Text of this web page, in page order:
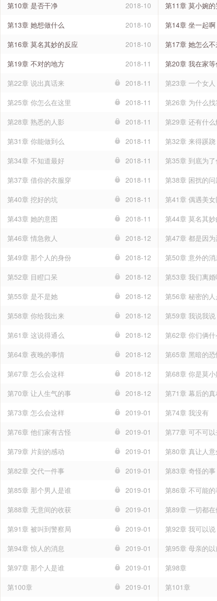
第10章 是否干净
2018-10
第11章 莫小婉
第13章 她想做什么
2018-10
第14章 坐一起啊
第16章 莫名其妙的反应
2018-10
第17章 她怎么
第19章 不对的地方
2018-11
第20章 我在家
第22章 说出真话来
2018-11
第23章 一个女人
第25章 你怎么在这里
2018-11
第26章 为什么
第28章 熟悉的人影
2018-11
第29章 还有什
第31章 你能做到么
2018-11
第32章 来得蹊跷
第34章 不知道最好
2018-11
第35章 到底为
第37章 借你的衣服穿
2018-11
第38章 困扰的
第40章 挖好的坑
2018-11
第41章 偶遇美
第43章 她的意图
2018-11
第44章 莫名其
第46章 情急救人
2018-12
第47章 都是因
第49章 那个人的身份
2018-12
第50章 意外的
第52章 目瞪口呆
2018-12
第53章 我们离
第55章 是不是她
2018-12
第56章 秘密的
第58章 你给我出来
2018-12
第59章 我说我说
第61章 这说得通么
2018-12
第62章 你们俩
第64章 夜晚的事情
2018-12
第65章 黑暗的
第67章 怎么会这样
2018-12
第68章 你是莫
第70章 让人生气的事
2018-12
第71章 幕后的
第73章 怎么会这样
2019-01
第74章 我没有
第76章 他们家有古怪
2019-01
第77章 可不可
第79章 片刻的感动
2019-01
第80章 真让人
第82章 交代一件事
2019-01
第83章 奇怪的事
第85章 那个男人是谁
2019-01
第86章 不可能
第88章 无意间的收获
2019-01
第89章 一切都
第91章 被叫到警察局
2019-01
第92章 我可以说
第94章 惊人的消息
2019-01
第95章 母亲的
第97章 那个人是谁
2019-01
第98章
第100章
2019-01
第101章